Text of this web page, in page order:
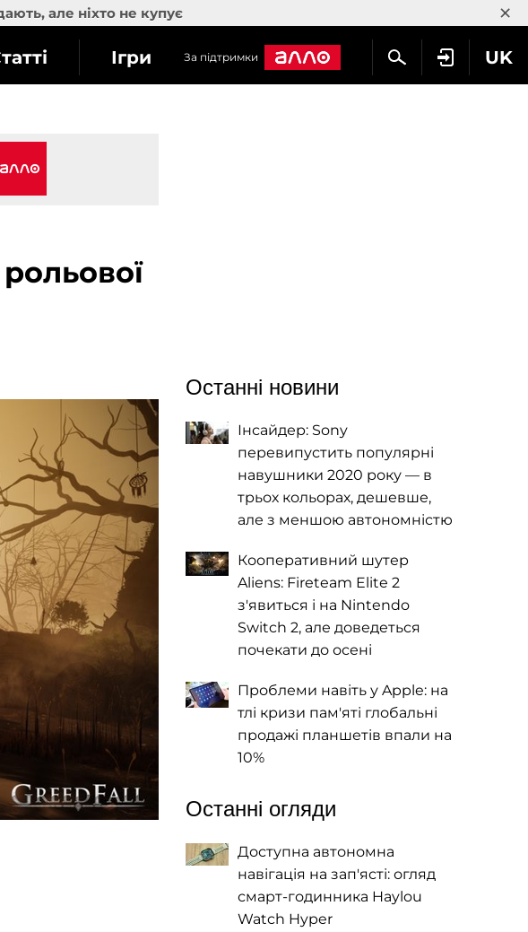
але ніхто не купує ×
UK
Ігри За підтримки
Останні новини
Інсайдер: Sony
перевипустить популярні
навушники 2020 року — в
трьох кольорах, дешевше,
але з меншою автономністю
Кооперативний шутер
Aliens: Fireteam Elite 2
з'явиться і на Nintendo
Switch 2, але доведеться
почекати до осені
Проблеми навіть у Apple: на
тлі кризи пам'яті глобальні
продажі планшетів впали на
10%
Останні огляди
Доступна автономна
навігація на зап'ясті: огляд
смарт-годинника Haylou
Watch Hyper